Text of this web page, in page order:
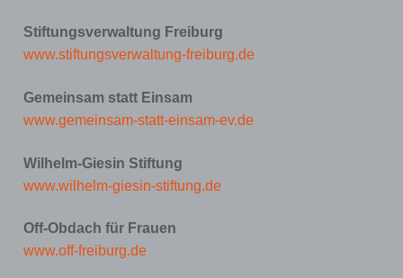
Stiftungsverwaltung Freiburg
www.stiftungsverwaltung-freiburg.de
Gemeinsam statt Einsam
www.gemeinsam-statt-einsam-ev.de
Wilhelm-Giesin Stiftung
www.wilhelm-giesin-stiftung.de
Off-Obdach für Frauen
www.off-freiburg.de